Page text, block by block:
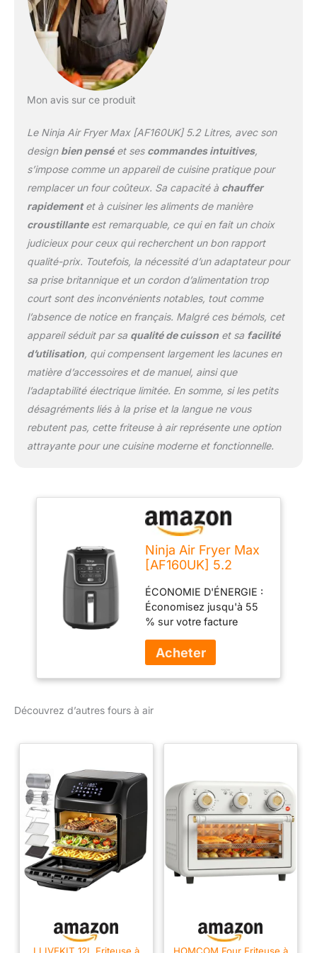
accompagnements et
collations. Jusqu'à 75 %
de matières grasses en
moins* grâce à la
CUISSON : Max Crisp, Air
Réchauffer, Déshydrater.
Cuisinez et croustillez les
aliments surgelés en
quelques minutes avec
flux d'air ultra rapide et
des températures de
240°C. TAILLE
FAMILIALE : Le panier de
poulet de 2 kg ou 1,4 kg
de frites. Cuit jusqu'à 50
% plus rapidement que
les fours à chaleur
tournante* (*Testé
contre les bâtonnets de
poisson et les
saucisses). COMPREND :
Friteuse à air Ninja (prise
britannique), panier et
recettes créé par le chef.
Poids : 5,2 kg. Couleur :
gris/noir.
Mon avis sur ce produit
Le Ninja Air Fryer Max [AF160UK] 5.2 Litres, avec son
design bien penséet ses commandes intuitives,
s’impose comme un appareil de cuisine pratique pour
remplacer un four coûteux. Sa capacité à chauffer
rapidementet à cuisiner les aliments de manière
croustillanteest remarquable, ce qui en fait un choix
judicieux pour ceux qui recherchent un bon rapport
qualité-prix. Toutefois, la nécessité d’un adaptateur pour
sa prise britannique et un cordon d’alimentation trop
court sont des inconvénients notables, tout comme
l’absence de notice en français. Malgré ces bémols, cet
appareil séduit par sa qualité de cuissonet sa facilité
d’utilisation, qui compensent largement les lacunes en
matière d’accessoires et de manuel, ainsi que
l’adaptabilité électrique limitée. En somme, si les petits
désagréments liés à la prise et la langue ne vous
rebutent pas, cette friteuse à air représente une option
attrayante pour une cuisine moderne et fonctionnelle.
Ninja Air Fryer Max
[AF160UK] 5.2
Black
ÉCONOMIE D'ÉNERGIE :
Économisez jusqu'à 55
% sur votre facture
calculs basés sur le
temps de cuisson
recommandé pour les
fonction de friture à l'air
fours conventionnels).
fait circuler l'air chaud
pour cuire rapidement de
délicieux plats
principaux,
accompagnements et
collations. Jusqu'à 75 %
de matières grasses en
coupées à la main). 6
FONCTIONS DE
Découvrez d’autres fours à air